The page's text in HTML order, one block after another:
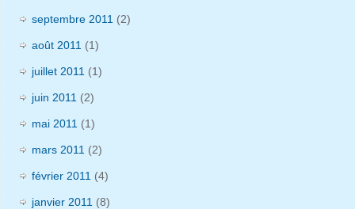
septembre 2011 (2)
août 2011 (1)
juillet 2011 (1)
juin 2011 (2)
mai 2011 (1)
mars 2011 (2)
février 2011 (4)
janvier 2011 (8)